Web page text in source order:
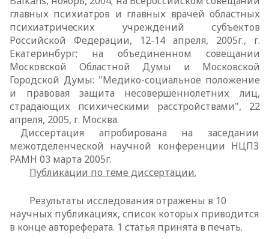
главных психиатров и главных врачей областных
психиатрических учреждений субъектов
Российской Федерации, 12-14 апреля, 2005г., г.
Екатеринбург; на объединенном совещании
Московской Областной Думы и Московской
Городской Думы: "Медико-социальное положение
и правоваязащита несовершеннолетних лиц,
страдающих психическими расстройствами", 22
апреля, 2005, г. Москва.
Диссертация апробирована на заседании
межотделенческой научной конференции НЦПЗ
РАМН 03 марта 2005г.
Публикации по теме диссертации.
Результаты исследования отражены в 10
научных публикациях, список которых приводится
в конце автореферата. 1 статья принята в печать.